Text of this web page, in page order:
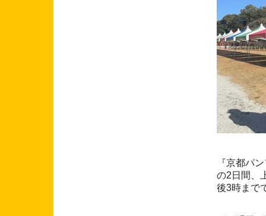
『京都パ
の2日間、
後3時まで